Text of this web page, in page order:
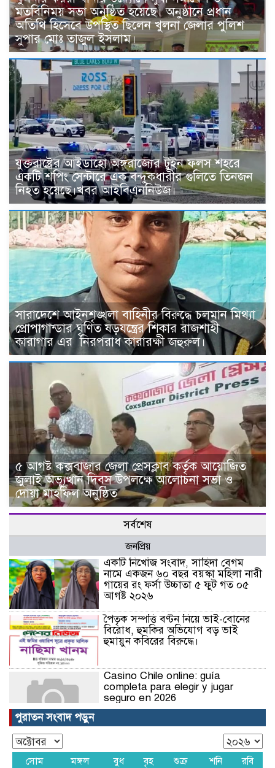
মতবিনিময় সভা অনুষ্ঠিত হয়েছে। অনুষ্ঠানে প্রধান
অতিথি হিসেবে উপস্থিত ছিলেন খুলনা জেলার পুলিশ
সুপার মোঃ তাজুল ইসলাম।
যুক্তরাষ্ট্রের আইডাহো অঙ্গরাজ্যের টুইন ফলস শহরে
একটি শপিং সেন্টারে এক বন্দুকধারীর গুলিতে তিনজন
নিহত হয়েছে।খবর আইবিএননিউজ।
সারাদেশে আইনশৃঙ্খলা বাহিনীর বিরুদ্ধে চলমান মিথ্যা
প্রোপাগান্ডার ঘৃণিত ষড়যন্ত্রের শিকার রাজশাহী
কারাগার এর নিরপরাধ কারারক্ষী জহুরুল।
৫ আগষ্ট কক্সবাজার জেলা প্রেসক্লাব কর্তৃক আয়োজিত
জুলাই অভ্যূত্থান দিবস উপলক্ষে আলোচনা সভা ও
দোয়া মাহফিল অনুষ্ঠিত
সর্বশেষ
জনপ্রিয়
একটি নিখোঁজ সংবাদ, সাহিদা বেগম
নামে একজন ৬০ বছর বয়স্কা মহিলা নারী
গায়ের রং ফর্সা উচ্চাতা ৫ ফুট গত ০৫
আগষ্ট ২০২৬
পৈতৃক সম্পত্তি বণ্টন নিয়ে ভাই-বোনের
বিরোধ, হুমকির অভিযোগ বড় ভাই
হুমায়ুন কবিরের বিরুদ্ধে।
Casino Chile online: guía
completa para elegir y jugar
seguro en 2026
Nejlepší online casina v roce
výběrem
পুরাতন সংবাদ পড়ুন
সোম মঙ্গল বুধ বৃহ শুক্র শনি
রবি